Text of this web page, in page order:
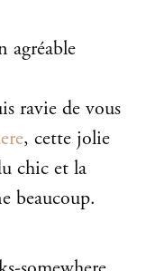
agréable
ravie de vous
, cette jolie
chic et la
beaucoup.